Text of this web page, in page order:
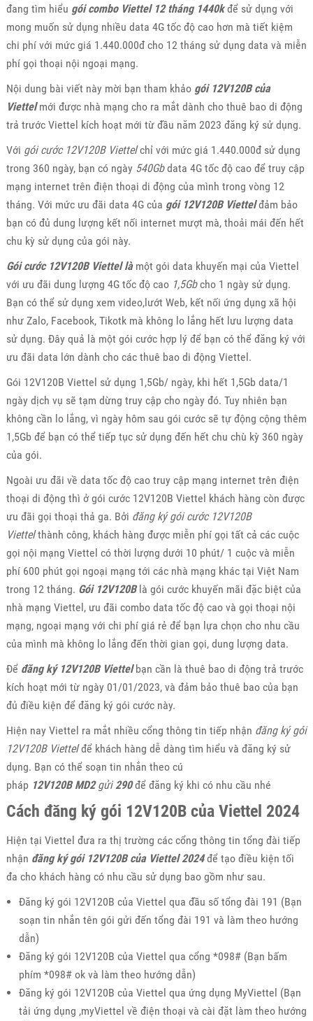
đang tìm hiểu gói combo Viettel 12 tháng 1440kđể sử dụng với
mong muốn sử dụng nhiều data 4G tốc độ cao hơn mà tiết kiệm
chi phí với mức giá 1.440.000đ cho 12 tháng sử dụng data và miễn
phí gọi thoại nội ngoại mạng.
Nội dung bài viết này mời bạn tham khảo gói 12V120B của
Viettelmới được nhà mạng cho ra mắt dành cho thuê bao di động
trả trước Viettel kích hoạt mới từ đầu năm 2023 đăng ký sử dụng.
Với gói cước 12V120B Viettelchỉ với mức giá 1.440.000đ sử dụng
trong 360 ngày, bạn có ngày 540Gbdata 4G tốc độ cao để truy cập
mạng internet trên điện thoại di động của mình trong vòng 12
tháng. Với mức ưu đãi data 4G của gói 12V120B Viettelđảm bảo
bạn có đủ dung lượng kết nối internet mượt mà, thoải mái đến hết
chu kỳ sử dụng của gói này.
Gói cước 12V120B Viettel làmột gói data khuyến mại của Viettel
với ưu đãi dung lượng 4G tốc độ cao 1,5Gbcho 1 ngày sử dụng.
Bạn có thể sử dụng xem video,lướt Web, kết nối ứng dụng xã hội
như Zalo, Facebook, Tikotk mà không lo lắng hết lưu lượng data
sử dụng. Đây quả là một gói cước hợp lý để bạn có thể đăng ký với
ưu đãi data lớn dành cho các thuê bao di động Viettel.
Gói 12V120B Viettel sử dụng 1,5Gb/ ngày, khi hết 1,5Gb data/1
ngày dịch vụ sẽ tạm dừng truy cập cho ngày đó. Tuy nhiên bạn
không cần lo lắng, vì ngày hôm sau gói cước sẽ tự động cộng thêm
1,5Gb để bạn có thể tiếp tục sử dụng đến hết chu chù kỳ 360 ngày
của gói.
Ngoài ưu đãi về data tốc độ cao truy cập mạng internet trên điện
thoại di động thì ở gói cước 12V120B Viettel khách hàng còn được
ưu đãi gọi thoại thả ga. Bởi đăng ký gói cước 12V120B
Viettelthành công, khách hàng được miễn phí gọi tất cả các cuộc
gọi nội mạng Viettel có thời lượng dưới 10 phút/ 1 cuộc và miễn
phí 600 phút gọi ngoại mạng tới các nhà mạng khác tại Việt Nam
trong 12 tháng. Gói 12V120Blà gói cước khuyến mãi đặc biệt của
nhà mạng Viettel, ưu đãi combo data tốc độ cao và gọi thoại nội
mạng, ngoại mạng với chi phí giá rẻ để bạn lựa chọn cho nhu cầu
của mình mà không lo lắng đến thời gian gọi, dung lượng data.
Để đăng ký 12V120B Viettelbạn cần là thuê bao di động trả trước
kích hoạt mới từ ngày 01/01/2023, và đảm bảo thuê bao của bạn
đủ điều kiện để đăng ký gói cước này.
Hiện nay Viettel ra mắt nhiều cổng thông tin tiếp nhận đăng ký gói
12V120B Viettelđể khách hàng dễ dàng tìm hiểu và đăng ký sử
dụng. Bạn có thể soạn tin nhắn theo cú
pháp 12V120B MD2gửi290để đăng ký khi có nhu cầu nhé
Cách đăng ký gói 12V120B của Viettel 2024
Hiện tại Viettel đưa ra thị trường các cổng thông tin tổng đài tiếp
nhận đăng ký gói 12V120B của Viettel 2024để tạo điều kiện tối
đa cho khách hàng có nhu cầu sử dụng bao gồm như sau.
Đăng ký gói 12V120B của Viettel qua đầu số tổng đài 191 (Bạn
soạn tin nhắn tên gói gửi đến tổng đài 191 và làm theo hướng
dẫn)
Đăng ký gói 12V120B của Viettel qua cổng *098# (Bạn bấm
phím *098# ok và làm theo hướng dẫn)
Đăng ký gói 12V120B của Viettel qua ứng dụng MyViettel (Bạn
tải ứng dụng ,myViettel về điện thoại và cài đặt làm theo hướng